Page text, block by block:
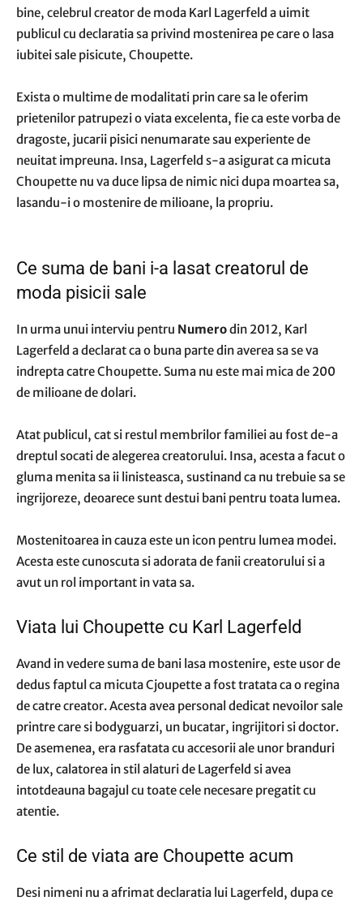
bine, celebrul creator de moda Karl Lagerfeld a uimit
publicul cu declaratia sa privind mostenirea pe care o lasa
iubitei sale pisicute, Choupette.
Exista o multime de modalitati prin care sa le oferim
prietenilor patrupezi o viata excelenta, fie ca este vorba de
dragoste, jucarii pisici nenumarate sau experiente de
neuitat impreuna. Insa, Lagerfeld s-a asigurat ca micuta
Choupette nu va duce lipsa de nimic nici dupa moartea sa,
lasandu-i o mostenire de milioane, la propriu.
Ce suma de bani i-a lasat creatorul de
moda pisicii sale
In urma unui interviu pentru Numerodin 2012, Karl
Lagerfeld a declarat ca o buna parte din averea sa se va
indrepta catre Choupette. Suma nu este mai mica de 200
de milioane de dolari.
Atat publicul, cat si restul membrilor familiei au fost de-a
dreptul socati de alegerea creatorului. Insa, acesta a facut o
gluma menita sa ii linisteasca, sustinand ca nu trebuie sa se
ingrijoreze, deoarece sunt destui bani pentru toata lumea.
Mostenitoarea in cauza este un icon pentru lumea modei.
Acesta este cunoscuta si adorata de fanii creatorului si a
avut un rol important in vata sa.
Viata lui Choupette cu Karl Lagerfeld
Avand in vedere suma de bani lasa mostenire, este usor de
dedus faptul ca micuta Cjoupette a fost tratata ca o regina
de catre creator. Acesta avea personal dedicat nevoilor sale
printre care si bodyguarzi, un bucatar, ingrijitori si doctor.
De asemenea, era rasfatata cu accesorii ale unor branduri
de lux, calatorea in stil alaturi de Lagerfeld si avea
intotdeauna bagajul cu toate cele necesare pregatit cu
atentie.
Ce stil de viata are Choupette acum
Desi nimeni nu a afrimat declaratia lui Lagerfeld, dupa ce